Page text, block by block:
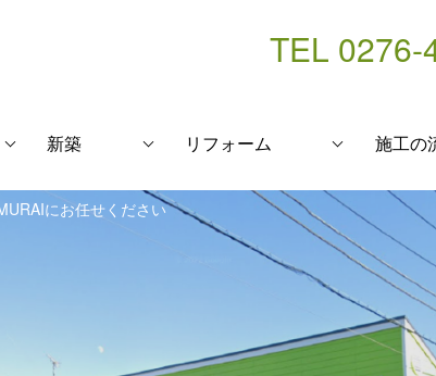
TEL 0276-
新築 リフォーム 施工の
にお任せください